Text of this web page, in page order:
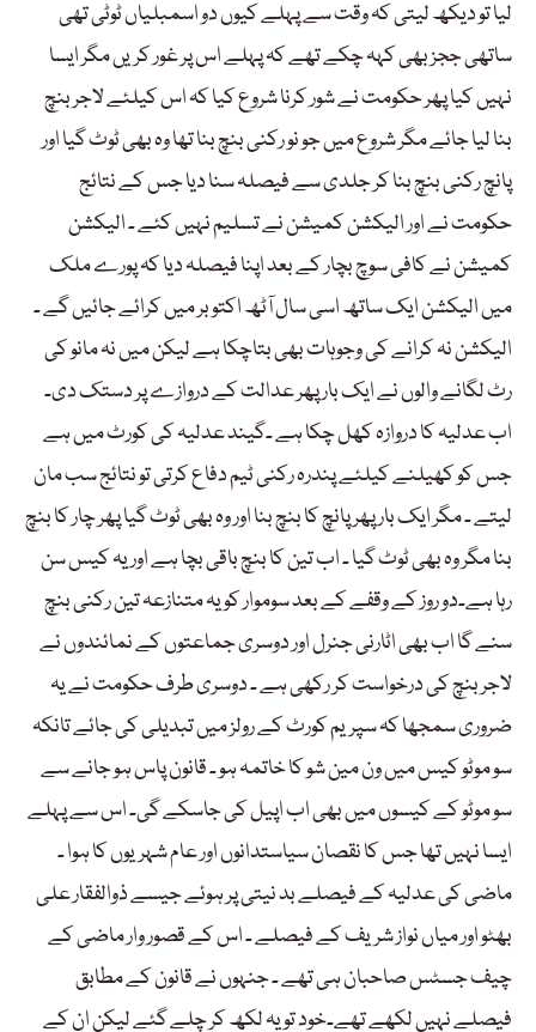
لیا تو دیکھ لیتی کہ وقت سے پہلے کیوں دو اسمبلیاں ٹوٹی تھی
ساتھی ججز بھی کہہ چکے تھے کہ پہلے اس پر غور کریں مگر ایسا
نہیں کیا پھر حکومت نے شور کرنا شروع کیا کہ اس کیلئے لاجر بنچ
بنا لیا جائے مگر شروع میں جو نو رکنی بنچ بنا تھا وہ بھی ٹوٹ گیا اور
پانچ رکنی بنچ بنا کر جلدی سے فیصلہ سنا دیا جس کے نتائج
حکومت نے اور الیکشن کمیشن نے تسلیم نہیں کئے ۔ الیکشن
کمیشن نے کافی سوچ بچار کے بعد اپنا فیصلہ دیا کہ پورے ملک
میں الیکشن ایک ساتھ اسی سال آٹھ اکتوبر میں کرائے جائیں گے ۔
الیکشن نہ کرانے کی وجوہات بھی بتاچکا ہے لیکن میں نہ مانو کی
رٹ لگانے والوں نے ایک بار پھر عدالت کے دروازے پر دستک دی۔
اب عدلیہ کا دروازہ کھل چکا ہے ۔گیند عدلیہ کی کورٹ میں ہے
جس کو کھیلنے کیلئے پندرہ رکنی ٹیم دفاع کرتی تو نتائج سب مان
لیتے ۔ مگر ایک بار پھر پانچ کا بنچ بنا اور وہ بھی ٹوٹ گیا پھر چار کا بنچ
بنا مگر وہ بھی ٹوٹ گیا ۔ اب تین کا بنچ باقی بچا ہے اور یہ کیس سن
رہا ہے۔دو روز کے وقفے کے بعد سوموار کو یہ متنازعہ تین رکنی بنچ
سنے گا اب بھی اٹارنی جنرل اور دوسری جماعتوں کے نمائندوں نے
لاجر بنچ کی درخواست کر رکھی ہے ۔ دوسری طرف حکومت نے یہ
ضروری سمجھا کہ سپریم کورٹ کے رولز میں تبدیلی کی جائے تانکہ
سو موٹو کیس میں ون مین شو کا خاتمہ ہو ۔ قانون پاس ہو جانے سے
سو موٹو کے کیسوں میں بھی اب اپیل کی جاسکے گی۔ اس سے پہلے
ایسا نہیں تھا جس کا نقصان سیاستدانوں اور عام شہریوں کا ہوا ۔
ماضی کی عدلیہ کے فیصلے بد نیتی پر ہوئے جیسے ذوالفقار علی
بھٹو اور میاں نواز شریف کے فیصلے ۔ اس کے قصور وار ماضی کے
چیف جسٹس صاحبان ہی تھے ۔ جنہوں نے قانون کے مطابق
فیصلے نہیں لکھے تھے۔خود تو یہ لکھ کر چلے گئے لیکن ان کے